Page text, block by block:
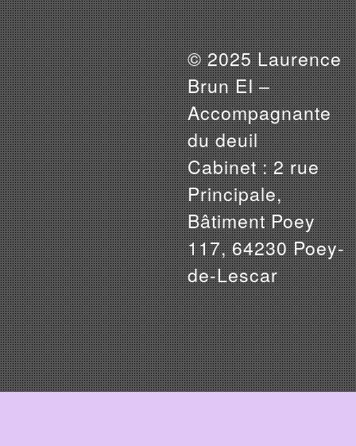
© 2025 Laurence
Brun EI –
Accompagnante
du deuil
Cabinet : 2 rue
Principale,
Bâtiment Poey
117, 64230 Poey-
de-Lescar